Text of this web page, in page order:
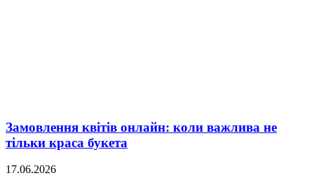
Замовлення квітів онлайн: коли важлива не
тільки краса букета
17.06.2026